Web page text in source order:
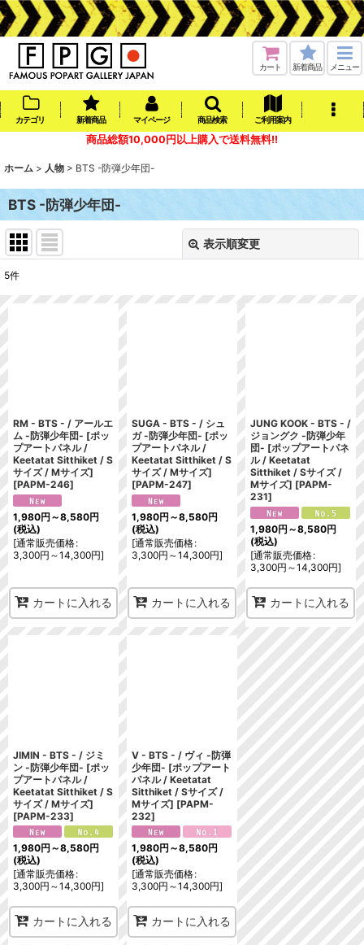
カート 新着商品 メニュー
カテゴリ 新着商品 マイページ 商品検索 ご利用案内
商品総額10,000円以上購入で送料無料!!
ホーム > 人物 > BTS -防弾少年団-
BTS -防弾少年団-
表示順変更
5件
RM - BTS - / アールエ
ム -防弾少年団- [ポッ
プアートパネル /
Keetatat Sitthiket / S
サイズ / Mサイズ]
[PAPM-246]
1,980円 ～8,580円
(税込)
[通常販売価格:
3,300円 ～14,300円]
カートに入れる
SUGA - BTS - / シュ
ガ -防弾少年団- [ポッ
プアートパネル /
Keetatat Sitthiket / S
サイズ / Mサイズ]
[PAPM-247]
1,980円 ～8,580円
(税込)
[通常販売価格:
3,300円 ～14,300円]
カートに入れる
JUNG KOOK - BTS - /
ジョングク -防弾少年
団- [ポップアートパネ
ル / Keetatat
Sitthiket / Sサイズ /
Mサイズ] [PAPM-
231]
1,980円 ～8,580円
(税込)
[通常販売価格:
3,300円 ～14,300円]
カートに入れる
JIMIN - BTS - / ジミ
ン -防弾少年団- [ポッ
プアートパネル /
Keetatat Sitthiket / S
サイズ / Mサイズ]
[PAPM-233]
1,980円 ～8,580円
(税込)
[通常販売価格:
3,300円 ～14,300円]
カートに入れる
V - BTS - / ヴィ -防弾
少年団- [ポップアート
パネル / Keetatat
Sitthiket / Sサイズ /
Mサイズ] [PAPM-
232]
1,980円 ～8,580円
(税込)
[通常販売価格:
3,300円 ～14,300円]
カートに入れる